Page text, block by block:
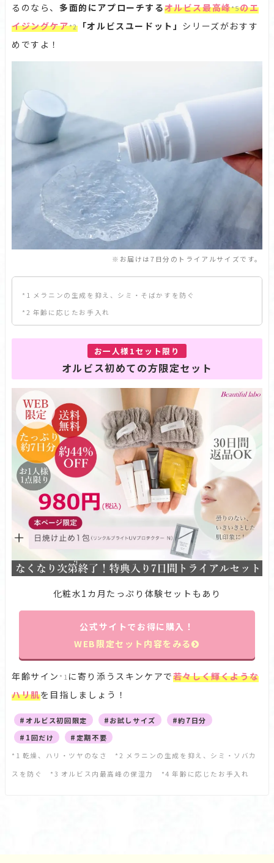
るのなら、 多面的にアプローチするオルビス最高峰*5のエ
イジングケア*2「オルビスユードット」 シリーズがおすす
めですよ！
※お届けは7日分のトライアルサイズです。
*1 メラニンの生成を抑え、シミ・そばかすを防ぐ
*2 年齢に応じたお手入れ
と透明感に満ちた肌へ整える保湿成分（G.D.F.＝Good Daily
Facecare の略称です）
*4 メマツヨイグサ抽出液、スイカズラエキス＝角層のすみずみま
で水分・油分を保ち、ハリ・ツヤを与える保湿成分
*5 オルビス内最高峰の保湿力
*6 乾燥によるくすみ
*7 乾燥、ハリ・つやのなさ
お一人様1セット限り
オルビス初めての方限定セット
化粧水1カ月たっぷり体験セットもあり
公式サイトでお得に購入！
WEB限定セット内容をみる
年齢サイン *1 に寄り添うスキンケアで若々しく輝くような
ハリ肌を目指しましょう！
#オルビス初回限定 #お試しサイズ
#約7日分
#1回だけ
#定期不要
*1 乾燥、ハリ・ツヤのなさ *2 メラニンの生成を抑え、シミ・ソバカ
スを防ぐ *3 オルビス内最高峰の保湿力 *4 年齢に応じたお手入れ